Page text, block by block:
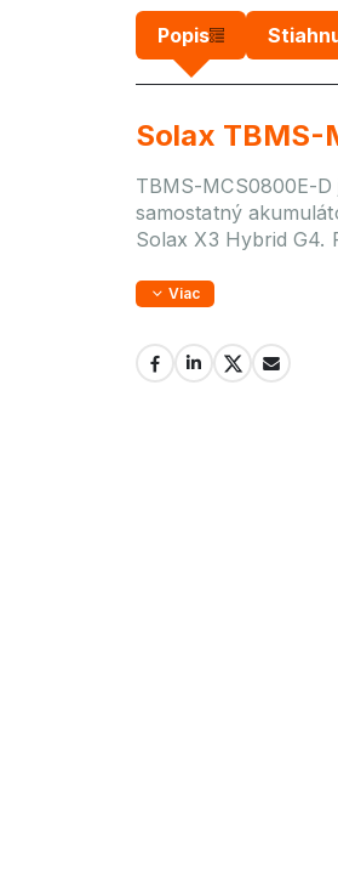
Popis
Solax TBMS-
TBMS-MCS0800E-
samostatný
Solax X3 Hybrid G4.
Viac